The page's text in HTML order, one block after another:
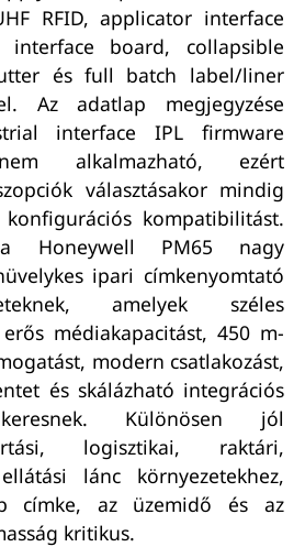
RFID, applicator interface
board, collapsible
és full batch label/liner
Az adatlap megjegyzése
interface IPL firmware
alkalmazható, ezért
választásakor mindig
kompatibilitást.
a Honeywell PM65 nagy
ipari címkenyomtató
amelyek széles
médiakapacitást, 450 m-
modern csatlakozást,
és skálázható integrációs
Különösen jól
logisztikai, raktári,
lánc környezetekhez,
címke, az üzemidő és az
kritikus.